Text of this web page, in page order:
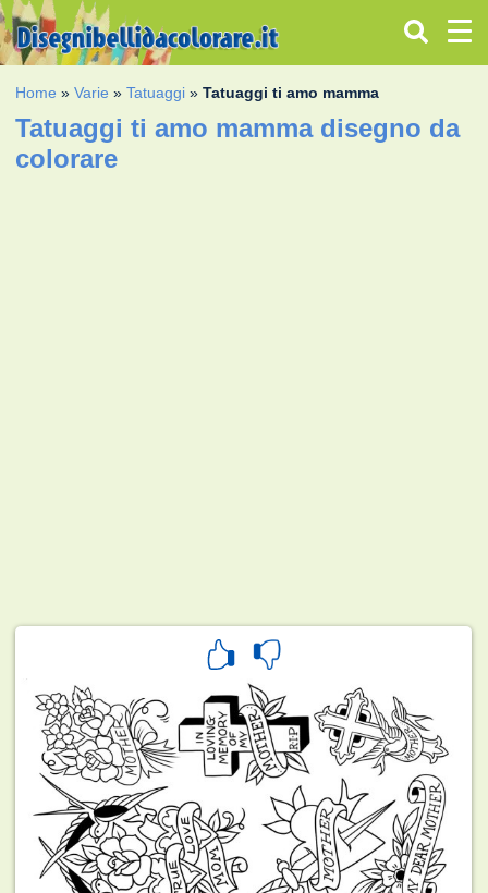
Home »Varie »Tatuaggi »Tatuaggi ti amo mamma
Tatuaggi ti amo mamma disegno da
colorare